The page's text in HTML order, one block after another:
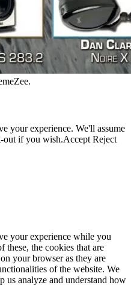
your experience. We'll assume
out if you wish.Accept Reject
your experience while you
these, the cookies that are
your browser as they are
of the website. We
us analyze and understand how